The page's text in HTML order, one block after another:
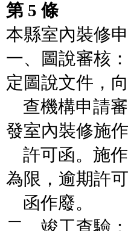
第 5 條
本縣室內裝修
一、圖說審核
定圖說文件，
查機構申請
發室內裝修施作
許可函。施
為限，逾期許可
函作廢。
二、竣工查驗